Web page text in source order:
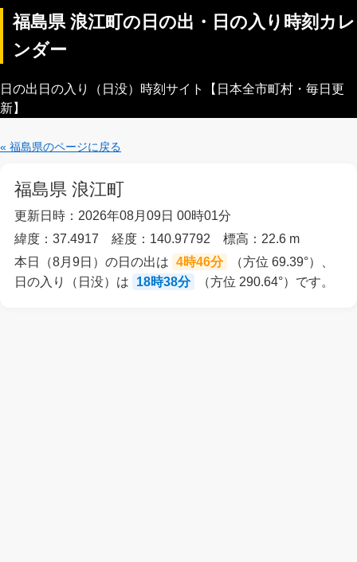
福島県 浪江町の日の出・日の入り時刻カレ
ンダー
日の出日の入り（日没）時刻サイト【日本全市町村・毎日更
新】
« 福島県のページに戻る
福島県 浪江町
更新日時：2026年08月09日 00時01分
緯度：37.4917 経度：140.97792 標高：22.6 m
本日（8月9日）の日の出は 4時46分
（方位 69.39°）、
日の入り（日没）は
18時38分 （方位 290.64°）です。